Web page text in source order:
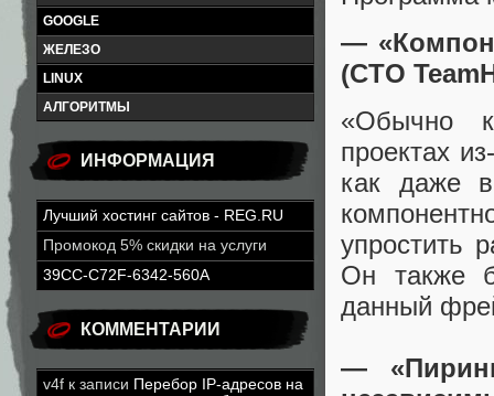
GOOGLE
ЖЕЛЕЗО
LINUX
АЛГОРИТМЫ
ИНФОРМАЦИЯ
Лучший хостинг сайтов - REG.RU
Промокод 5% скидки на услуги
39CC-C72F-6342-560A
КОММЕНТАРИИ
v4f к записи Перебор IP-адресов на
—
(CTO
«Обычно
проектах
как даже
упростить
Он также
данный
—